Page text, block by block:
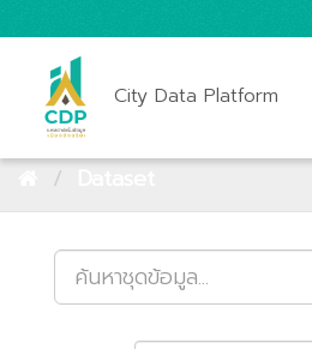
City Data Platform